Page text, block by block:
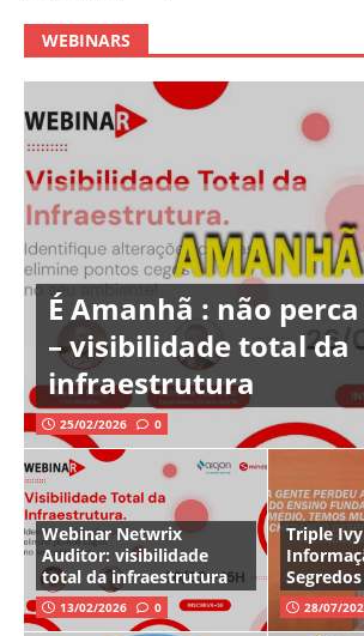
WEBINARS
É Amanhã : não
– visibilidade total da
infraestrutura
25/02/2026 0
Webinar Netwrix
Auditor: visibilidade
total da infraestrutura
13/02/2026 0
Triple
Segredos
28/07/